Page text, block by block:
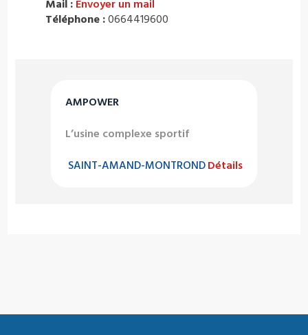
AMPOWER
L’usine complexe sportif
SAINT-AMAND-MONTRONDDétails
Mail : Envoyer un mail
Téléphone :0664419600